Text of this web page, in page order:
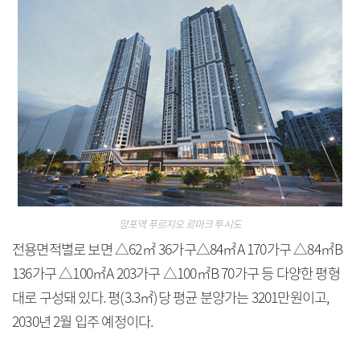
망포역 푸르지오 르마크 투시도
전용면적별로 보면 △62㎡ 36가구△84㎡A 170가구 △84㎡B
136가구 △100㎡A 203가구 △100㎡B 70가구 등 다양한 평형
대로 구성돼 있다. 평(3.3㎡)당 평균 분양가는 3201만원이고,
2030년 2월 입주 예정이다.